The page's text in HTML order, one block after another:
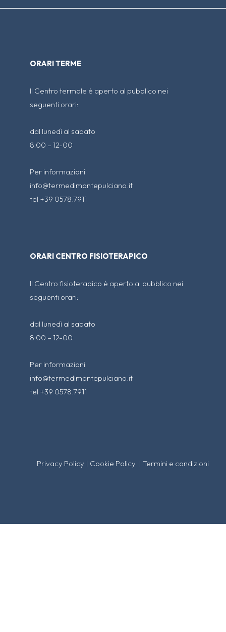
ORARI TERME
Il Centro termale è aperto al pubblico nei
seguenti orari:
dal lunedì al sabato
8:00 – 12-00
Per informazioni
info@termedimontepulciano.it
tel +39 0578.7911
ORARI CENTRO FISIOTERAPICO
Il Centro fisioterapico è aperto al pubblico nei
seguenti orari:
dal lunedì al sabato
8:00 – 12-00
Per informazioni
info@termedimontepulciano.it
tel +39 0578.7911
Privacy Policy | Cookie Policy |Termini e condizioni